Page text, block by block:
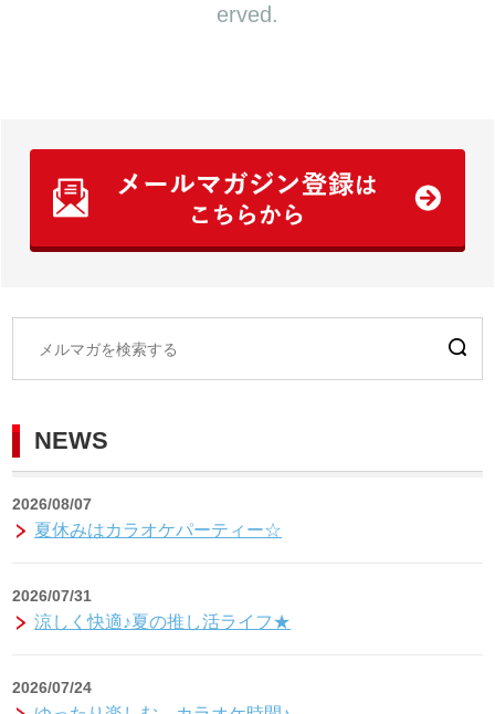
erved.
NEWS
2026/08/07
夏休みはカラオケパーティー☆
2026/07/31
涼しく快適♪夏の推し活ライフ★
2026/07/24